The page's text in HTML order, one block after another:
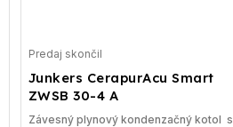
Junkers CerapurAcu Smart
ZWSB 30-4 A
Predaj skončil
Závesný plynový kondenzačný kotol s